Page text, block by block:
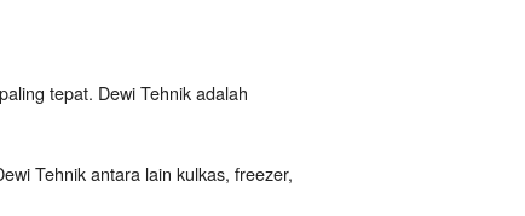
tepat. Dewi Tehnik adalah
Tehnik antara lain kulkas, freezer,